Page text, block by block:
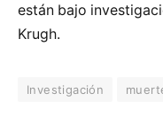
están bajo
Krugh.
Investigación